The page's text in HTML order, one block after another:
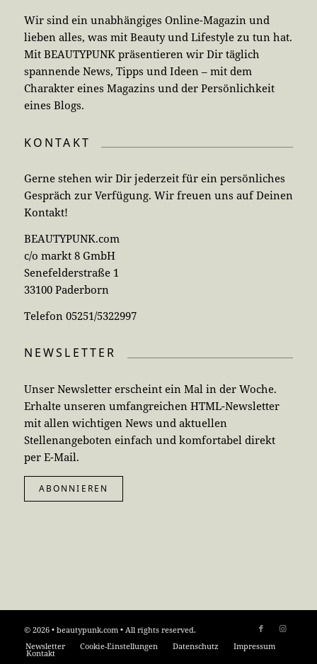
Wir sind ein unabhängiges Online-Magazin und
lieben alles, was mit Beauty und Lifestyle zu tun hat.
Mit BEAUTYPUNK präsentieren wir Dir täglich
spannende News, Tipps und Ideen – mit dem
Charakter eines Magazins und der Persönlichkeit
eines Blogs.
KONTAKT
Gerne stehen wir Dir jederzeit für ein persönliches
Gespräch zur Verfügung. Wir freuen uns auf Deinen
Kontakt!
BEAUTYPUNK.com
c/o markt 8 GmbH
Senefelderstraße 1
33100 Paderborn
Telefon 05251/5322997
NEWSLETTER
Unser Newsletter erscheint ein Mal in der Woche.
Erhalte unseren umfangreichen HTML-Newsletter
mit allen wichtigen News und aktuellen
Stellenangeboten einfach und komfortabel direkt
per E-Mail.
ABONNIEREN
© 2026 • beautypunk.com • All rights reserved.
Newsletter
Cookie-Einstellungen Datenschutz Impressum
Kontakt